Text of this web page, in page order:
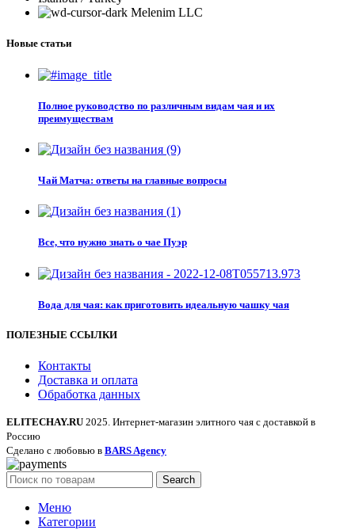
Melenim LLC
Новые статьи
Полное руководство по различным видам чая и их
преимуществам
Чай Матча: ответы на главные вопросы
Все, что нужно знать о чае Пуэр
Вода для чая: как приготовить идеальную чашку чая
ПОЛЕЗНЫЕ ССЫЛКИ
Контакты
Доставка и оплата
Обработка данных
ELITECHAY.RU 2025. Интернет-магазин элитного чая с доставкой в
Россию
Сделано с любовью в BARS Agency
Search
Меню
Категории